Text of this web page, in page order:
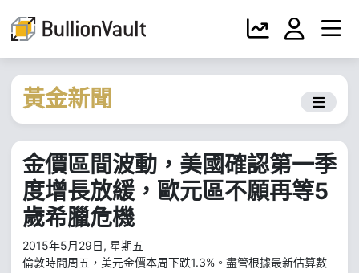
黃金新聞
金價區間波動，美國確認第一季
度增長放緩，歐元區不願再等5
歲希臘危機
2015年5月29日, 星期五
倫敦時間周五，美元金價本周下跌1.3%。盡管根據最新估算數